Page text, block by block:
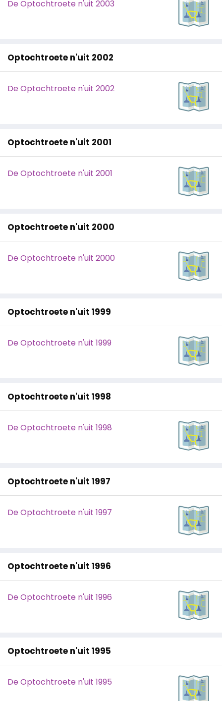
De Optochtroete n'uit 2003
Optochtroete n'uit 2002
De Optochtroete n'uit 2002
Optochtroete n'uit 2001
De Optochtroete n'uit 2001
Optochtroete n'uit 2000
De Optochtroete n'uit 2000
Optochtroete n'uit 1999
De Optochtroete n'uit 1999
Optochtroete n'uit 1998
De Optochtroete n'uit 1998
Optochtroete n'uit 1997
De Optochtroete n'uit 1997
Optochtroete n'uit 1996
De Optochtroete n'uit 1996
Optochtroete n'uit 1995
De Optochtroete n'uit 1995